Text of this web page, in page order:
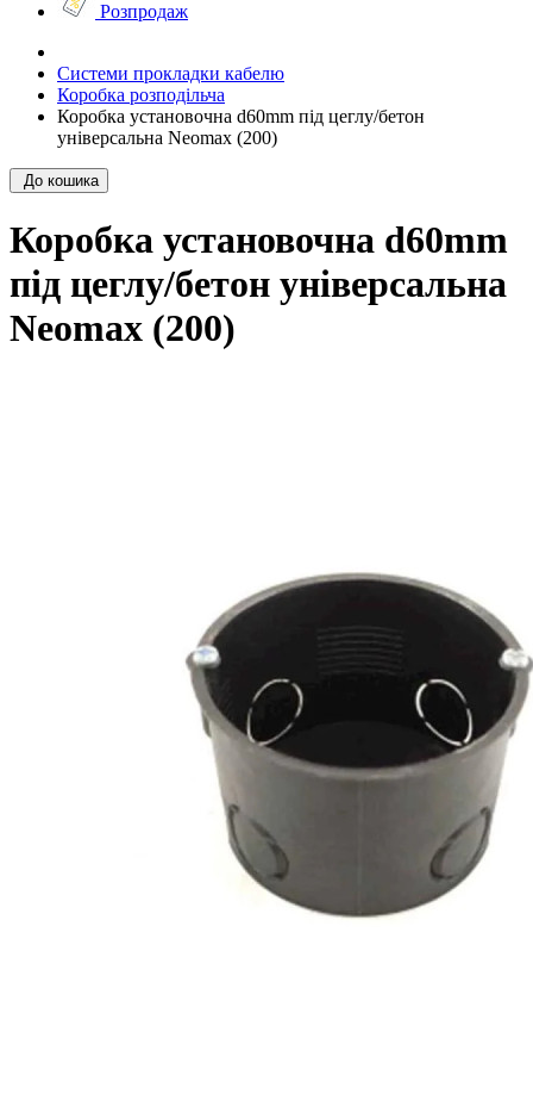
Розпродаж
Системи прокладки кабелю
Коробка розподільча
Коробка установочна d60mm під цеглу/бетон
універсальна Neomax (200)
До кошика
Коробка установочна d60mm
під цеглу/бетон універсальна
Neomax (200)